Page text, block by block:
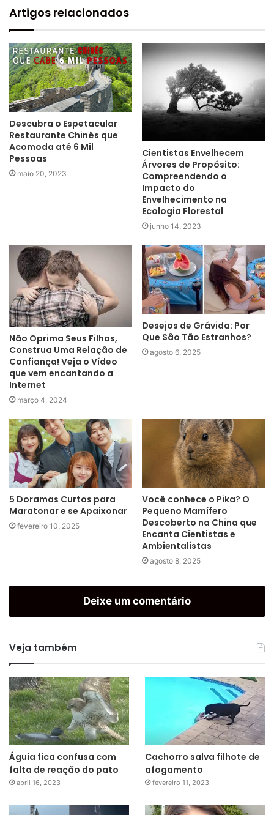
Artigos relacionados
Descubra o Espetacular
Restaurante Chinês que
Acomoda até 6 Mil
Pessoas
maio 20, 2023
Cientistas Envelhecem
Árvores de Propósito:
Compreendendo o
Impacto do
Envelhecimento na
Ecologia Florestal
junho 14, 2023
Não Oprima Seus Filhos,
Construa Uma Relação de
Confiança! Veja o Vídeo
que vem encantando a
Internet
março 4, 2024
Desejos de Grávida: Por
Que São Tão Estranhos?
agosto 6, 2025
5 Doramas Curtos para
Maratonar e se Apaixonar
fevereiro 10, 2025
Você conhece o Pika? O
Pequeno Mamífero
Descoberto na China que
Encanta Cientistas e
Ambientalistas
agosto 8, 2025
Deixe um comentário
Veja também
Águia fica confusa com
falta de reação do pato
abril 16, 2023
Cachorro salva filhote de
afogamento
fevereiro 11, 2023